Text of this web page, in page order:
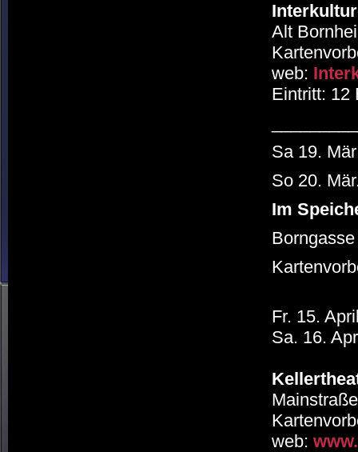
Alt
web:
Eintritt: 12
Sa 19.
So 20.
Im
Fr. 15.
Sa. 16.
web: